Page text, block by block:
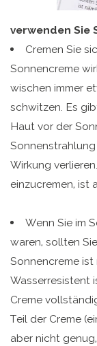
verwenden Sie
Cremen Sie
Sonnencreme
wischen immer
schwitzen. Es
Haut vor der
Wirkung
einzucremen, ist
Wenn Sie im
waren, sollten
Sonnencreme
Wasserresistent
Creme
Teil der Creme
aber nicht